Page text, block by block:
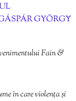
GYÖRGŸ
Fain &
în care violența și